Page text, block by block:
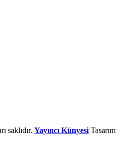
saklıdır. Yayıncı Künyesi Tasarım